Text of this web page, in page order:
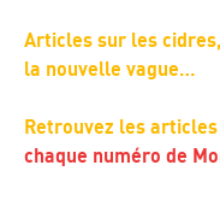
Articles sur les
la nouvelle vague…
Retrouvez les
chaque numéro de